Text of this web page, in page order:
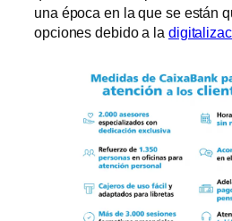
una época en la que se están
opciones debido a la